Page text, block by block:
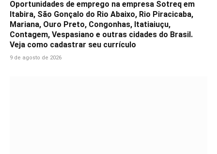
Oportunidades de emprego na empresa Sotreq em
Itabira, São Gonçalo do Rio Abaixo, Rio Piracicaba,
Mariana, Ouro Preto, Congonhas, Itatiaiuçu,
Contagem, Vespasiano e outras cidades do Brasil.
Veja como cadastrar seu currículo
9 de agosto de 2026